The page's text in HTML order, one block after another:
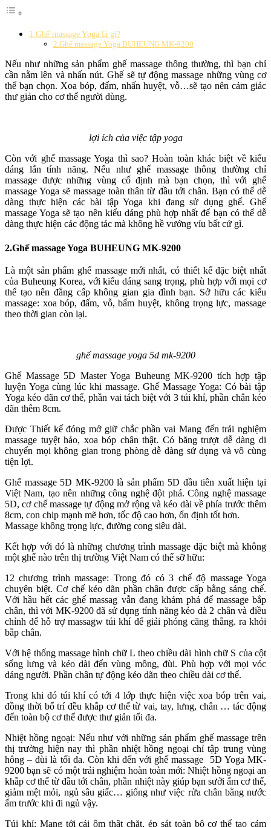
1.Ghế massage Yoga là gì?
2.Ghế massage Yoga BUHEUNG MK-9200
Nếu như những sản phẩm ghế massage thông thường, thì bạn chỉ
cần nằm lên và nhấn nút. Ghế sẽ tự động massage những vùng cơ
thể bạn chọn. Xoa bóp, đấm, nhấn huyệt, vỗ…sẽ tạo nên cảm giác
thư giản cho cơ thể người dùng.
lợi ích của việc tập yoga
Còn với ghế massage Yoga thì sao? Hoàn toàn khác biệt về kiểu
dáng lẫn tính năng. Nếu như ghế massage thông thường chỉ
massage được những vùng cố định mà bạn chọn, thì với ghế
massage Yoga sẽ massage toàn thân từ đầu tới chân. Bạn có thể dễ
dàng thực hiện các bài tập Yoga khi đang sử dụng ghế. Ghế
massage Yoga sẽ tạo nên kiểu dáng phù hợp nhất để bạn có thể dễ
dàng thực hiện các động tác mà không hề vướng víu bất cứ gì.
2.Ghế massage Yoga BUHEUNG MK-9200
Là một sản phẩm ghế massage mới nhất, có thiết kế đặc biệt nhất
của Buheung Korea, với kiểu dáng sang trọng, phù hợp với mọi cơ
thể tạo nên đẳng cấp không gian gia đình bạn. Sở hữu các kiểu
massage: xoa bóp, đấm, vỗ, bấm huyệt, không trọng lực, massage
theo thời gian còn lại.
ghế massage yoga 5d mk-9200
Ghế Massage 5D Master Yoga Buheung MK-9200 tích hợp tập
luyện Yoga cùng lúc khi massage. Ghế Massage Yoga: Có bài tập
Yoga kéo dãn cơ thể, phần vai tách biệt với 3 túi khí, phần chân kéo
dãn thêm 8cm.
Được Thiết kế đóng mở giữ chắc phần vai Mang đến trải nghiệm
massage tuyệt hảo, xoa bóp chân thật. Có băng trượt dễ dàng di
chuyển mọi không gian trong phòng dễ dàng sử dụng và vô cùng
tiện lợi.
Ghế massage 5D MK-9200 là sản phẩm 5D đầu tiên xuất hiện tại
Việt Nam, tạo nên những công nghệ đột phá. Công nghệ massage
5D, cơ chế massage tự động mở rộng và kéo dài về phía trước thêm
8cm, con chip mạnh mẽ hơn, tốc độ cao hơn, ổn định tốt hơn.
Massage không trọng lực, đường cong siêu dài.
Kết hợp với đó là những chương trình massage đặc biệt mà không
một ghế nào trên thị trường Việt Nam có thể sỡ hữu:
12 chương trình massage: Trong đó có 3 chế độ massage Yoga
chuyên biệt. Cơ chế kéo dãn phần chân được cấp bằng sáng chế.
Với hầu hết các ghế massag vẫn đang khám phá để massage bắp
chân, thì với MK-9200 đã sử dụng tính năng kéo dà 2 chân và điều
chỉnh để hỗ trợ massagw túi khí để giải phóng căng thẳng. ra khỏi
bắp chân.
Với hệ thống massage hình chữ L theo chiều dài hình chữ S của cột
sống lưng và kéo dài đến vùng mông, đùi. Phù hợp với mọi vóc
dáng người. Phần chân tự động kéo dãn theo chiều dài cơ thể.
Trong khi đó túi khí có tới 4 lớp thực hiện việc xoa bóp trên vai,
đồng thời bố trí đều khắp cơ thể từ vai, tay, lưng, chân … tác động
đến toàn bộ cơ thể được thư giản tối đa.
Nhiệt hồng ngoại: Nếu như với những sản phẩm ghế massage trên
thị trường hiện nay thì phần nhiệt hồng ngoại chỉ tập trung vùng
hông – đùi là tối đa. Còn khi đến với ghế massage 5D Yoga MK-
9200 bạn sẽ có một trải nghiệm hoàn toàn mới: Nhiệt hồng ngoại an
khắp cơ thể từ đầu tới chân, phần nhiệt này giúp bạn sưởi ấm cơ thể,
giảm mệt mỏi, ngủ sâu giấc… giống như việc rửa chân bằng nước
ấm trước khi đi ngủ vậy.
Túi khí: Mang tới cái ôm thật chặt, ép sát toàn bộ cơ thể tạo cảm